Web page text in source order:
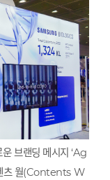
브랜딩 메시지 ‘Ag
츠 월(Contents W